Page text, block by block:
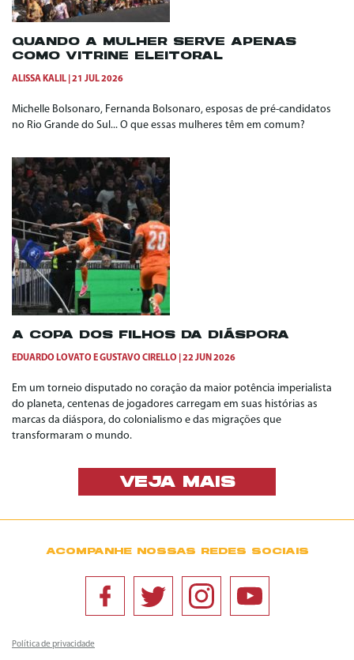
QUANDO A MULHER SERVE APENAS
COMO VITRINE ELEITORAL
ALISSA KALIL 21 JUL 2026
Michelle Bolsonaro, Fernanda Bolsonaro, esposas de pré-candidatos
no Rio Grande do Sul... O que essas mulheres têm em comum?
A COPA DOS FILHOS DA DIÁSPORA
EDUARDO LOVATO EGUSTAVO CIRELLO 22 JUN 2026
Em um torneio disputado no coração da maior potência imperialista
do planeta, centenas de jogadores carregam em suas histórias as
marcas da diáspora, do colonialismo e das migrações que
transformaram o mundo.
VEJA MAIS
ACOMPANHE NOSSAS REDES SOCIAIS
Política de privacidade